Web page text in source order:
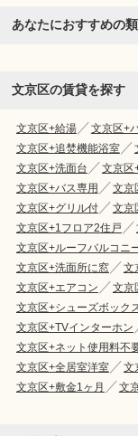
あなたにおすすめの
文京区の賃貸を探す
文京区+給湯 文京区+
文京区+追焚機能浴室
文京区+洗面台
文京区
文京区+バス専用
文京
文京区+グリル付
文京
文京区+1フロア2住戸
文京区+ルーフバルコニ
文京区+洗面所に窓
文
文京区+エアコン
文京
文京区+シューズボック
文京区+TVインターホン
文京区+ネット使用料不
文京区+全居室洋室
文
文京区+敷金1ヶ月
文